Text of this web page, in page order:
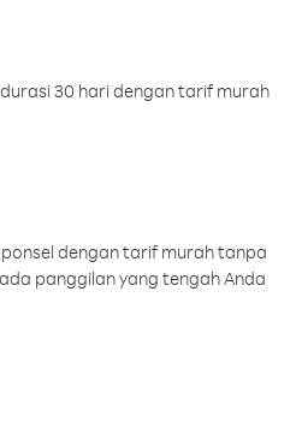
30 hari dengan tarif murah
dengan tarif murah tanpa
panggilan yang tengah Anda